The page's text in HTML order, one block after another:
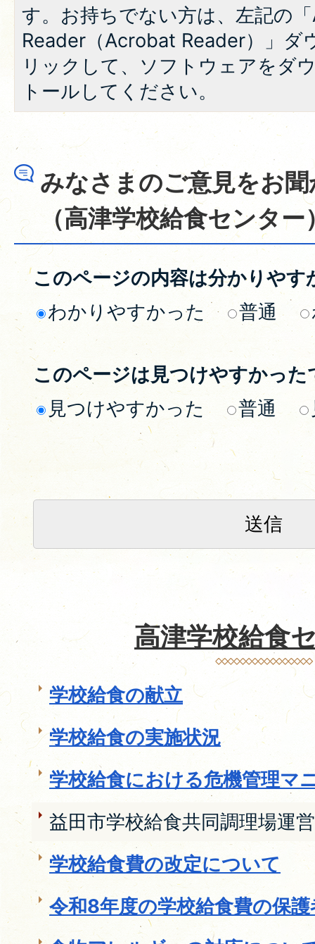
す。お持ちでない方は、左記の
Reader（Acrobat Reader）」ダ
リックして、ソフトウェアをダ
トールしてください。
みなさまのご意見をお
（高津学校給食センター
このページの内容は分かりやす
わかりやすかった
普通
このページは見つけやすかった
見つけやすかった
普通
高津学校給食
学校給食の献立
学校給食の実施状況
学校給食における危機管理マ
益田市学校給食共同調理場運
学校給食費の改定について
令和8年度の学校給食費の保